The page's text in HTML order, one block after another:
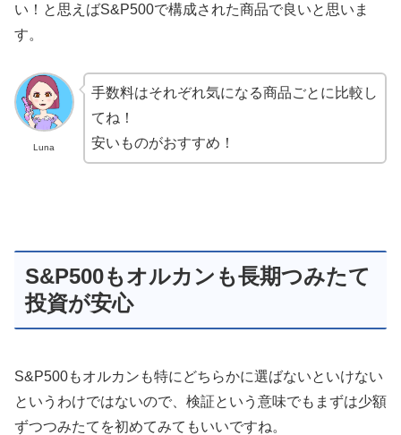
い！と思えばS&P500で構成された商品で良いと思いま
す。
Luna
手数料はそれぞれ気になる商品ごとに比較し
てね！
安いものがおすすめ！
S&P500もオルカンも長期つみたて
投資が安心
S&P500もオルカンも特にどちらかに選ばないといけない
というわけではないので、検証という意味でもまずは少額
ずつつみたてを初めてみてもいいですね。